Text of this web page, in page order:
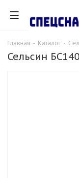
Главная - Каталог -
Сельсин